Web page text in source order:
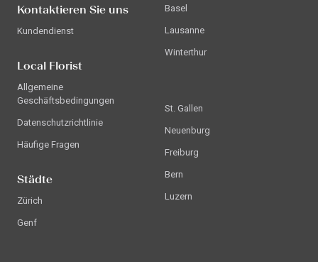
Kontaktieren Sie uns
Kundendienst
Local Florist
Allgemeine
Geschäftsbedingungen
Datenschutzrichtlinie
Häufige Fragen
Städte
Zürich
Genf
Basel
Lausanne
Winterthur
St. Gallen
Neuenburg
Freiburg
Bern
Luzern